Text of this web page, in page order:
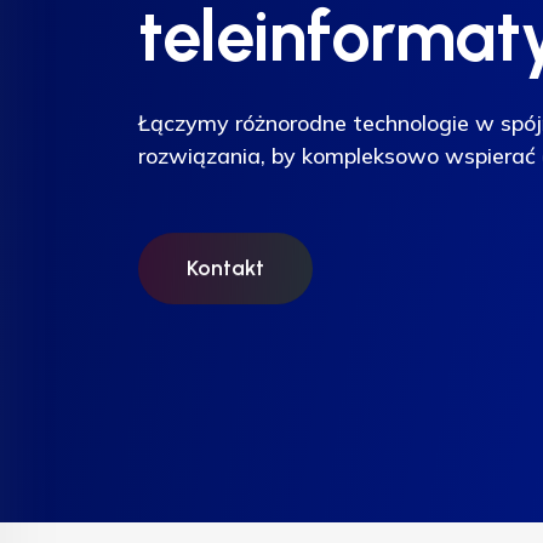
Łączymy różnorodne technologie w
rozwiązania, by kompleksowo
Kontakt
Łączymy różnorodne technologie w
rozwiązania, by kompleksowo
Kontakt
Łączymy różnorodne technologie w
rozwiązania, by kompleksowo
Kontakt